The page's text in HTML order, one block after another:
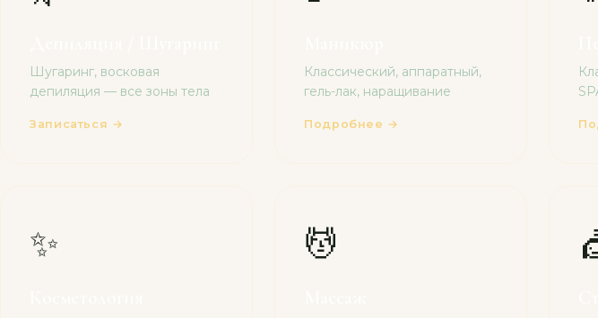
Шугаринг, восковая
депиляция — все зоны тела
Записаться →
Классический, аппаратный,
гель-лак, наращивание
Подробнее →
✨ 💆